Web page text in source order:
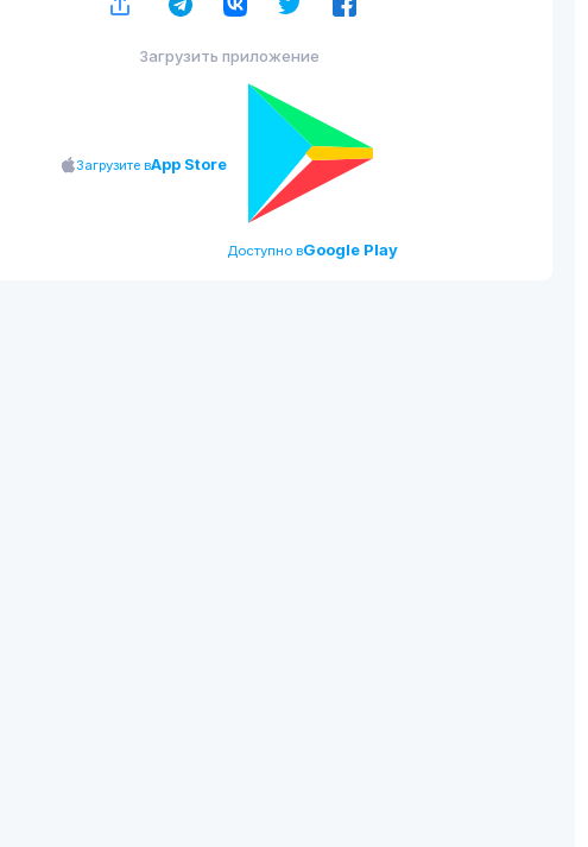
Загрузить приложение
Загрузите вApp Store
Доступно вGoogle Play